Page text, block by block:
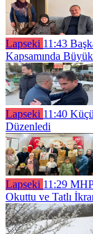
Lapseki 11:43
Kapsamında
Lapseki 11:40
Düzenledi
Lapseki 11:29
Okuttu ve Tatlı